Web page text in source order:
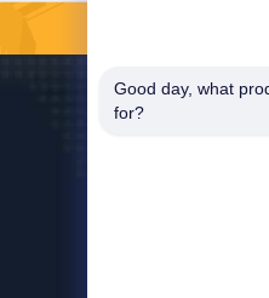
Good day, what
for?